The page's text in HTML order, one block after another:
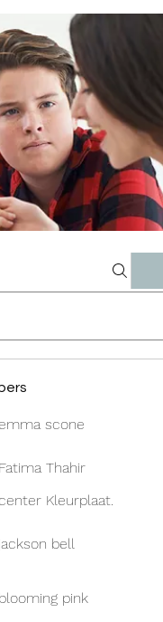
scone
Thahir
Kleurplaat.
bell
blooming pink